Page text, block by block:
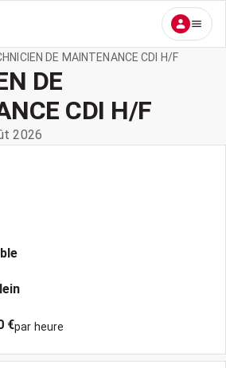
DE MAINTENANCE CDI H/F
DE
CDI H/F
2026
€par heure